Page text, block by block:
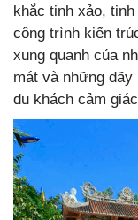
khắc tinh xảo,
công trình kiến
xung quanh của
mát và những
du khách cảm